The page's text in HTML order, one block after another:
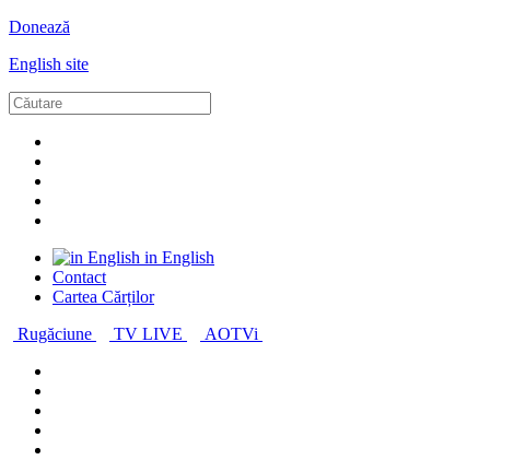
Donează
English site
in English
Contact
Cartea Cărților
Rugăciune
TV LIVE AOTVi